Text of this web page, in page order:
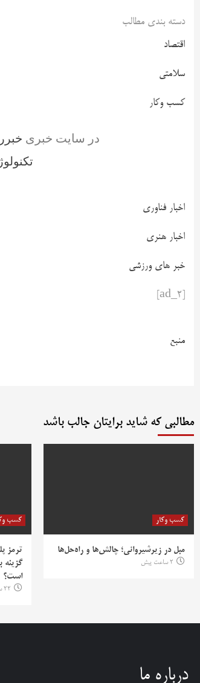
دسته بندی مطالب
اقتصاد
سلامتی
کسب وکار
در سایت خبری
اخبار فناوری
اخبار هنری
خبر های ورزشی
منبع
مطالبی که شاید برایتان جالب باشد
کسب وکار
مبل در زیرشیروانی؛ چالش‌ها و راه‌حل‌ها
2 ساعت پیش
کسب
ترمز
گزینه
است؟
22 ساعت پیش
درباره ما